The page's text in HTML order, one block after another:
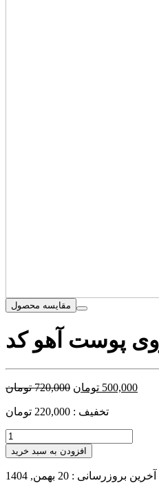
مقایسه محصول
720,000 تومان 500,000 تومان
تخفیف : 220,000 تومان
افزودن به سبد خرید
آخرین بروزرسانی : 20 بهمن, 1404